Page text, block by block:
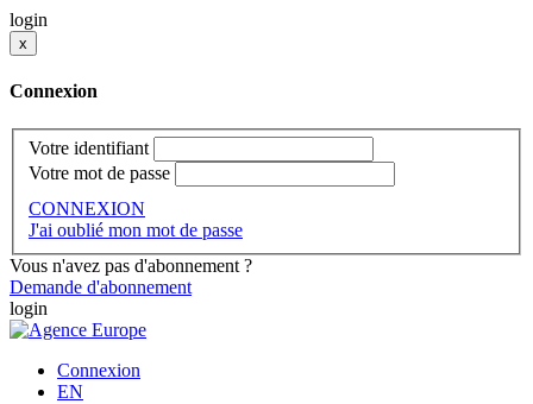
login
x
Connexion
Votre identifiant
Votre mot de passe
CONNEXION
J'ai oublié mon mot de passe
Vous n'avez pas d'abonnement ?
Demande d'abonnement
login
Connexion
EN